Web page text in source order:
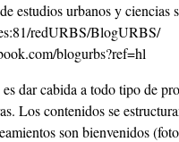
estudios urbanos y ciencias
redURBS/BlogURBS/
blogurbs?ref=hl
dar cabida a todo tipo de
Los contenidos se
son bienvenidos